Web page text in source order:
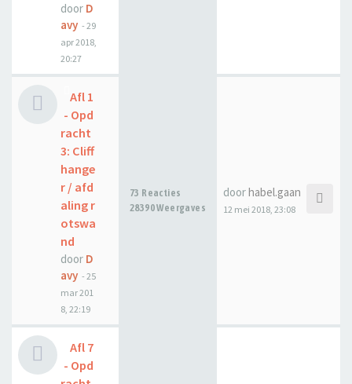
door D
avy - 29
apr 2018,
20:27
Afl 1
- Opd
racht
3: Cliff
hange
r / afd
aling r
otswa
nd
door D
avy - 25
mar 201
8, 22:19
73 Reacties
28390 Weergaves
doorhabel.gaan
12 mei 2018, 23:08
Afl 7
- Opd